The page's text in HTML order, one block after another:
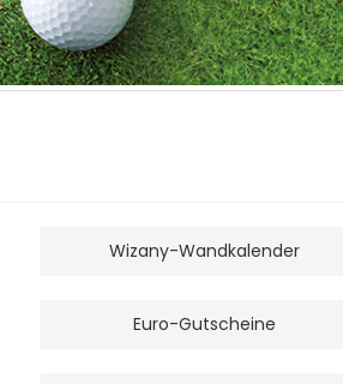
Wizany-Wandkalender
Euro-Gutscheine